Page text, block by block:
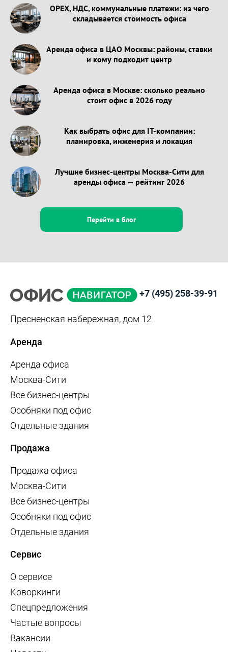
OPEX, НДС, коммунальные платежи: из чего
складывается стоимость офиса
Аренда офиса в ЦАО Москвы: районы, ставки
и кому подходит центр
Аренда офиса в Москве: сколько реально
стоит офис в 2026 году
Как выбрать офис для IT-компании:
планировка, инженерия и локация
Лучшие бизнес-центры Москва-Сити для
аренды офиса — рейтинг 2026
Перейти в блог
+7 (495) 258-39-91
Пресненская набережная, дом 12
Аренда
Аренда офиса
Москва-Сити
Все бизнес-центры
Особняки под офис
Отдельные здания
Продажа
Продажа офиса
Москва-Сити
Все бизнес-центры
Особняки под офис
Отдельные здания
Сервис
О сервисе
Коворкинги
Спецпредложения
Частые вопросы
Вакансии